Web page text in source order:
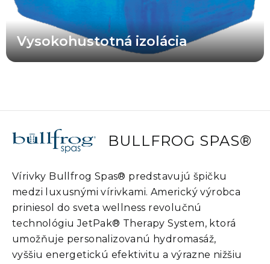
Vysokohustotná izolácia
BULLFROG SPAS®
Vírivky Bullfrog Spas® predstavujú špičku
medzi luxusnými vírivkami. Americký výrobca
priniesol do sveta wellness revolučnú
technológiu JetPak® Therapy System, ktorá
umožňuje personalizovanú hydromasáž,
vyššiu energetickú efektivitu a výrazne nižšiu